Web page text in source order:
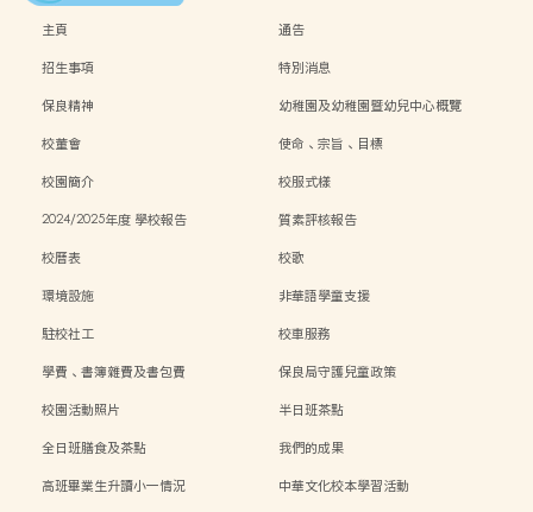
主頁
通告
招生事項
特別消息
保良精神
幼稚園及幼稚園暨幼兒中心概覽
校董會
使命、宗旨、目標
校園簡介
校服式樣
2024/2025年度 學校報告
質素評核報告
校曆表
校歌
環境設施
非華語學童支援
駐校社工
校車服務
學費、書簿雜費及書包費
保良局守護兒童政策
校園活動照片
半日班茶點
全日班膳食及茶點
我們的成果
高班畢業生升讀小一情況
中華文化校本學習活動